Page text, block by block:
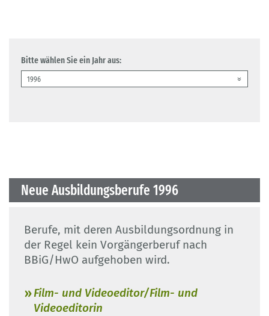
Bitte wählen Sie ein Jahr aus:
Neue Ausbildungsberufe 1996
Berufe, mit deren Ausbildungsordnung in
der Regel kein Vorgängerberuf nach
BBiG/HwO aufgehoben wird.
Film- und Videoeditor/Film- und
Videoeditorin